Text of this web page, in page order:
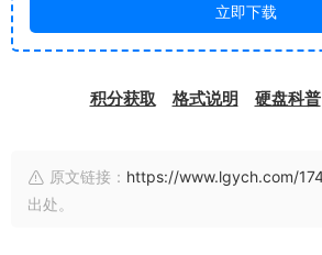
立即下载
积分获取 格式说明 硬盘科普
原文链接： https://www.lgych.com/
出处。